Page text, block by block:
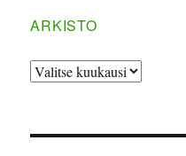
ARKISTO
ARKISTO